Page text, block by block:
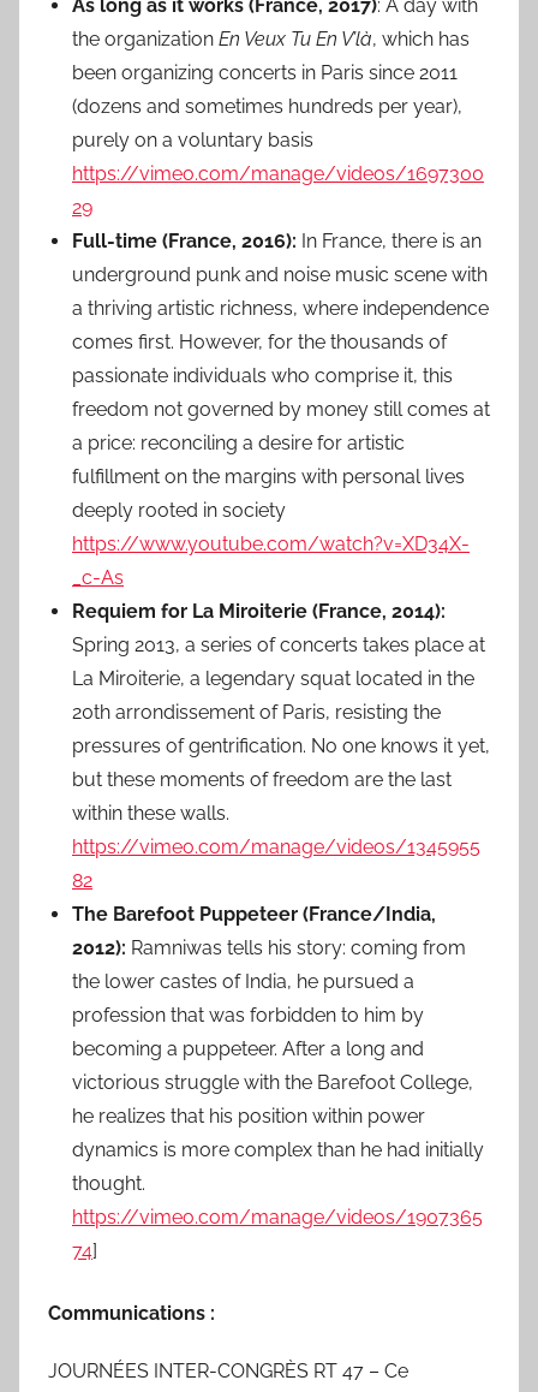
As long as it works (France, 2017): A day with
the organization En Veux Tu En V’là, which has
been organizing concerts in Paris since 2011
(dozens and sometimes hundreds per year),
purely on a voluntary basis
https://vimeo.com/manage/videos/1697300
29
Full-time (France, 2016): In France, there is an
underground punk and noise music scene with
a thriving artistic richness, where independence
comes first. However, for the thousands of
passionate individuals who comprise it, this
freedom not governed by money still comes at
a price: reconciling a desire for artistic
fulfillment on the margins with personal lives
deeply rooted in society
https://www.youtube.com/watch?v=XD34X-
_c-As
Requiem for La Miroiterie (France, 2014):
Spring 2013, a series of concerts takes place at
La Miroiterie, a legendary squat located in the
20th arrondissement of Paris, resisting the
pressures of gentrification. No one knows it yet,
but these moments of freedom are the last
within these walls.
https://vimeo.com/manage/videos/1345955
82
The Barefoot Puppeteer (France/India,
2012): Ramniwas tells his story: coming from
the lower castes of India, he pursued a
profession that was forbidden to him by
becoming a puppeteer. After a long and
victorious struggle with the Barefoot College,
he realizes that his position within power
dynamics is more complex than he had initially
thought.
https://vimeo.com/manage/videos/1907365
74]
Communications :
JOURNÉES INTER-CONGRÈS RT 47 – Ce